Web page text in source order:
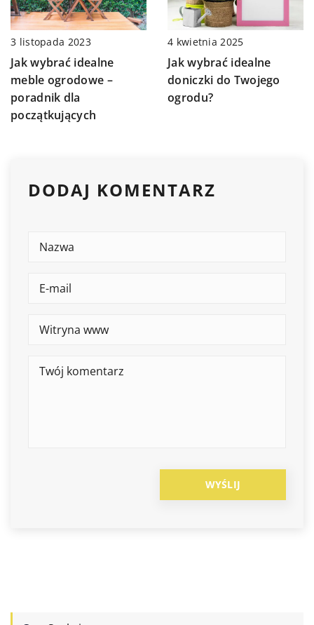
3 listopada 2023
Jak wybrać idealne
meble ogrodowe –
poradnik dla
początkujących
4 kwietnia 2025
Jak wybrać idealne
doniczki do Twojego
ogrodu?
DODAJ KOMENTARZ